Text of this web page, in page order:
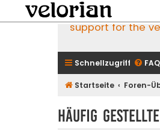
support for the
Schnellzugriff FAQ
Startseite Foren-
Häufig